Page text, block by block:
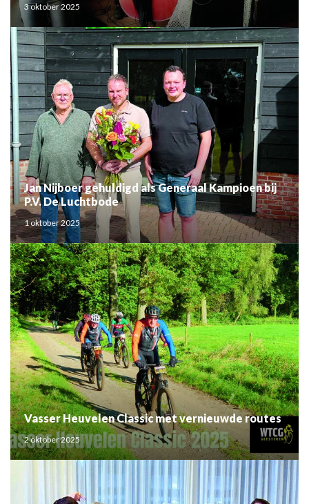
3 oktober 2025
Jan Nijboer gehuldigd als Generaal Kampioen bij
P.V. De Luchtbode
1 oktober 2025
Vasser Heuvelen Classic met vernieuwde routes
2 oktober 2025